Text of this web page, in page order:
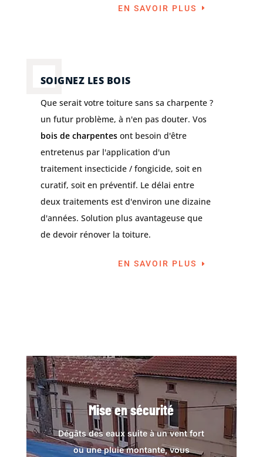
EN SAVOIR PLUS
SOIGNEZ LES BOIS
Que serait votre toiture sans sa charpente ?
un futur problème, à n'en pas douter. Vos
bois de charpentesont besoin d'être
entretenus par l'application d'un
traitement insecticide / fongicide, soit en
curatif, soit en préventif. Le délai entre
deux traitements est d'environ une dizaine
d'années. Solution plus avantageuse que
de devoir rénover la toiture.
EN SAVOIR PLUS
Mise en sécurité
Dégâts des eaux suite à un vent fort
ou une pluie montante, vous